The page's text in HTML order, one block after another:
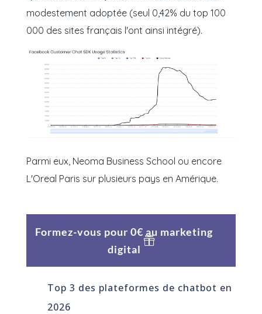
modestement adoptée (seul 0,42% du top 100
000 des sites français l'ont ainsi intégré).
Parmi eux, Neoma Business School ou encore
L'Oreal Paris sur plusieurs pays en Amérique.
Formez-vous pour 0€ au marketing
digital
Top 3 des plateformes de chatbot en
2026